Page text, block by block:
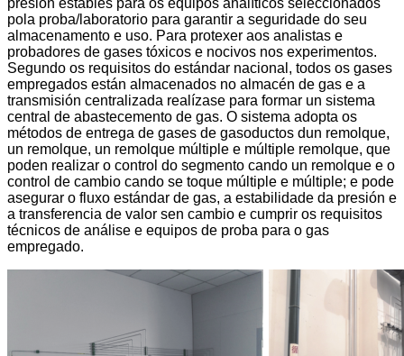
pola proba/laboratorio para garantir a seguridade do seu
almacenamento e uso. Para protexer aos analistas e
probadores de gases tóxicos e nocivos nos experimentos.
Segundo os requisitos do estándar nacional, todos os gases
empregados están almacenados no almacén de gas e a
transmisión centralizada realízase para formar un sistema
central de abastecemento de gas. O sistema adopta os
métodos de entrega de gases de gasoductos dun remolque,
un remolque, un remolque múltiple e múltiple remolque, que
poden realizar o control do segmento cando un remolque e o
control de cambio cando se toque múltiple e múltiple; e pode
asegurar o fluxo estándar de gas, a estabilidade da presión e
a transferencia de valor sen cambio e cumprir os requisitos
técnicos de análise e equipos de proba para o gas
empregado.